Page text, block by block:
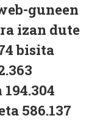
guneen
izan dute
bisita
586.137